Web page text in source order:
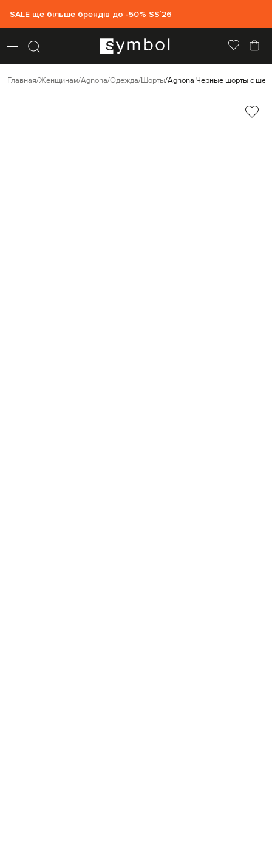
SALE ще більше брендів до -50% SS`26
Главная Женщинам Agnona Одежда Шорты Agnona Черные шорты с